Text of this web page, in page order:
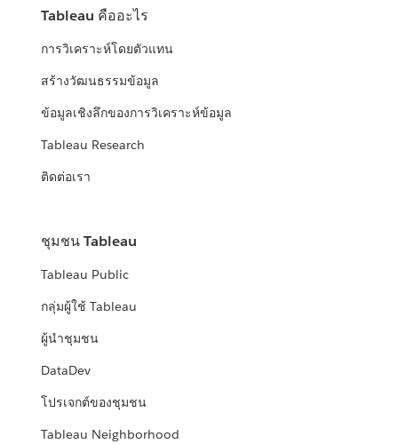
Tableau คืออะไร
การวิเคราะห์โดยตัวแทน
สร้างวัฒนธรรมข้อมูล
ข้อมูลเชิงลึกของการวิเคราะห์ข้อมูล
Tableau Research
ติดต่อเรา
ชุมชน Tableau
Tableau Public
กลุ่มผู้ใช้ Tableau
ผู้นำชุมชน
DataDev
โปรเจกต์ของชุมชน
Tableau Neighborhood